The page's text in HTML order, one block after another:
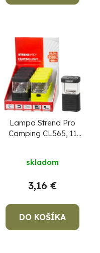
Lampa Strend Pro
Camping CL565, 11
Sellbox 8 ksCENA ZA
!
skladom
3,16 €
DO KOŠÍKA